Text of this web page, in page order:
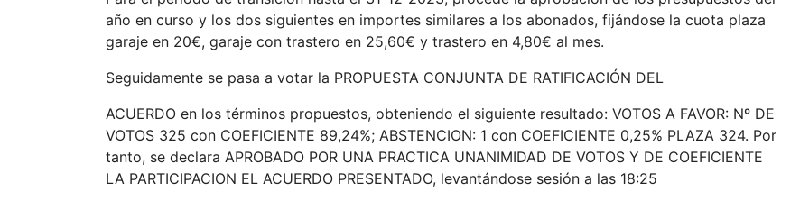
año en curso y los dos siguientes en importes similares a los abonados, fijándose la cuota plaza
garaje en 20€, garaje con trastero en 25,60€ y trastero en 4,80€ al mes.
Seguidamente se pasa a votar la PROPUESTA CONJUNTA DE RATIFICACIÓN DEL
ACUERDO en los términos propuestos, obteniendo el siguiente resultado: VOTOS A FAVOR: Nº DE
VOTOS 325 con COEFICIENTE 89,24%; ABSTENCION: 1 con COEFICIENTE 0,25% PLAZA 324. Por
tanto, se declara APROBADO POR UNA PRACTICA UNANIMIDAD DE VOTOS Y DE COEFICIENTE
LA PARTICIPACION EL ACUERDO PRESENTADO, levantándose sesión a las 18:25